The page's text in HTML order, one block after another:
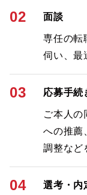
02 面談
専任の転
伺い、最
03 応募手続
ご本人の
への推薦
調整など
04 選考・内